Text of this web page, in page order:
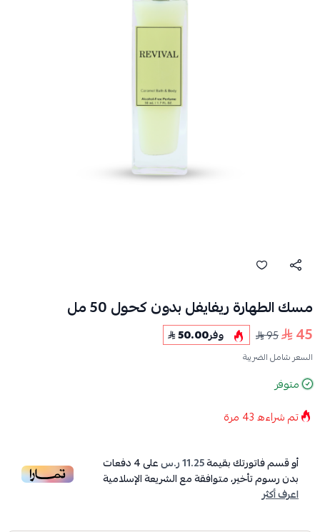
مسك الطهارة ريفايفل بدون كحول 50 مل
45
95 وفر50.00
السعر شامل الضريبة
متوفر
تم شراءه43 مرة
أو قسم فاتورتك بقيمة11.25 ر.س على4دفعات
بدون رسوم تأخير، متوافقة مع الشريعة الإسلامية
اعرف أكثر